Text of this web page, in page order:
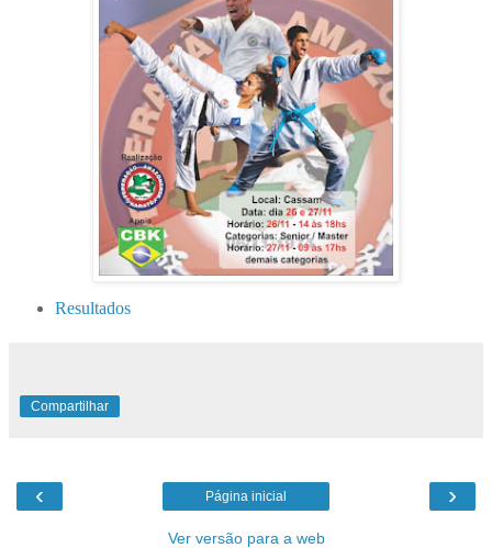
Resultados
Compartilhar
‹ ›
Página inicial
Ver versão para a web